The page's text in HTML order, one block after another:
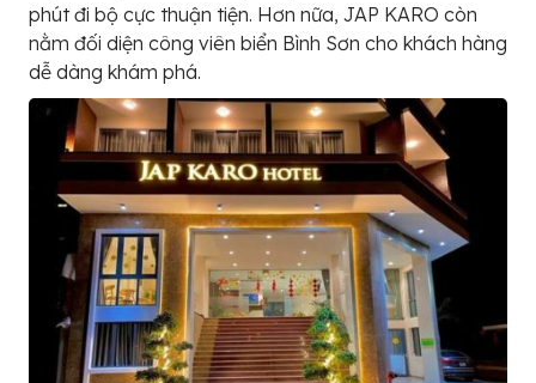
phút đi bộ cực thuận tiện. Hơn nữa, JAP KARO còn
nằm đối diện công viên biển Bình Sơn cho khách hàng
dễ dàng khám phá.